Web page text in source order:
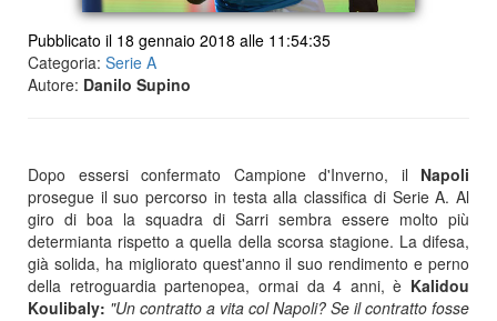
Pubblicato il 18 gennaio 2018 alle 11:54:35
Categoria: Serie A
Autore: Danilo Supino
Dopo essersi confermato Campione d'Inverno, il Napoli
prosegue il suo percorso in testa alla classifica di Serie A. Al
giro di boa la squadra di Sarri sembra essere molto più
determianta rispetto a quella della scorsa stagione. La difesa,
già solida, ha migliorato quest'anno il suo rendimento e perno
della retroguardia partenopea, ormai da 4 anni, è Kalidou
Koulibaly: "Un contratto a vita col Napoli? Se il contratto fosse